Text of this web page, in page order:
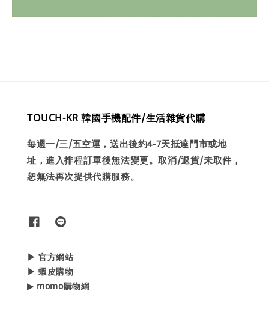
TOUCH-KR 韓國手機配件/生活雜貨代購
每週一/三/五空運，送出後約4-7天抵達門市或地
址，進入排程訂單後無法變更。取消/退貨/未取件，
恕無法再次提供代購服務。
▶ 官方網站
▶ 蝦皮購物
▶ momo購物網